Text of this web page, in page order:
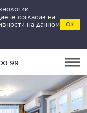
согласие на
на данном
ОК
99